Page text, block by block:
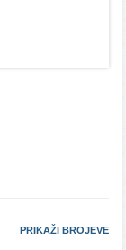
PRIKAŽI BROJEVE